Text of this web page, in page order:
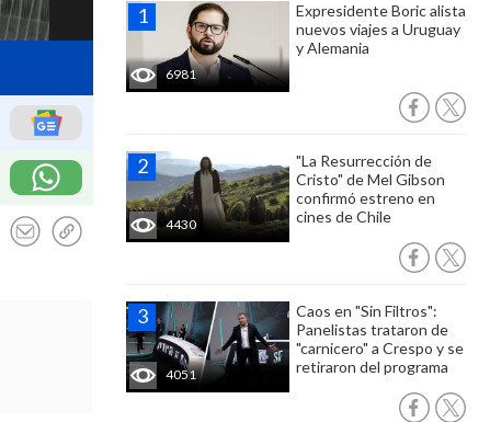
6981
Expresidente Boric alista
nuevos viajes a Uruguay
y Alemania
4430
"La Resurrección de
Cristo" de Mel Gibson
confirmó estreno en
cines de Chile
4051
Caos en "Sin Filtros":
Panelistas trataron de
"carnicero" a Crespo y se
retiraron del programa